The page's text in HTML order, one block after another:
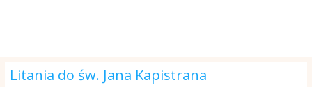
Litania do św. Jana Kapistrana